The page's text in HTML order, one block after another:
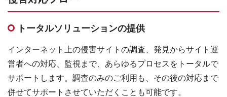
トータルソリューションの提供
インターネット上の侵害サイトの調査、発見からサイト運
営者への対応、監視まで、あらゆるプロセスをトータルで
サポートします。調査のみのご利用も、その後の対応まで
併せてサポートさせていただくことも可能です。